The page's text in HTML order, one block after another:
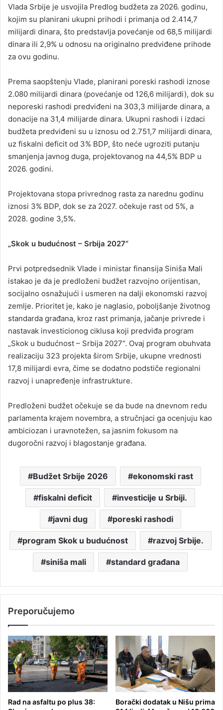
Vlada Srbije je usvojila Predlog budžeta za 2026. godinu,
kojim su planirani ukupni prihodi i primanja od 2.414,7
milijardi dinara, što predstavlja povećanje od 68,5 milijardi
dinara ili 2,9% u odnosu na originalno predviđene prihode
za ovu godinu.
Prema saopštenju Vlade, planirani poreski rashodi iznose
2.080 milijardi dinara (povećanje od 126,6 milijardi), dok su
neporeski rashodi predviđeni na 303,3 milijarde dinara, a
donacije na 31,4 milijarde dinara. Ukupni rashodi i izdaci
budžeta predviđeni su u iznosu od 2.751,7 milijardi dinara,
uz fiskalni deficit od 3% BDP, što neće ugroziti putanju
smanjenja javnog duga, projektovanog na 44,5% BDP u
2026. godini.
Projektovana stopa privrednog rasta za narednu godinu
iznosi 3% BDP, dok se za 2027. očekuje rast od 5%, a
2028. godine 3,5%.
„Skok u budućnost – Srbija 2027“
Prvi potpredsednik Vlade i ministar finansija Siniša Mali
istakao je da je predloženi budžet razvojno orijentisan,
socijalno osnažujući i usmeren na dalji ekonomski razvoj
zemlje. Prioritet je, kako je naglasio, poboljšanje životnog
standarda građana, kroz rast primanja, jačanje privrede i
nastavak investicionog ciklusa koji predviđa program
„Skok u budućnost – Srbija 2027“. Ovaj program obuhvata
realizaciju 323 projekta širom Srbije, ukupne vrednosti
17,8 milijardi evra, čime se dodatno podstiče regionalni
razvoj i unapređenje infrastrukture.
Predloženi budžet očekuje se da bude na dnevnom redu
parlamenta krajem novembra, a stručnjaci ga ocenjuju kao
ambiciozan i uravnotežen, sa jasnim fokusom na
dugoročni razvoj i blagostanje građana.
Budžet Srbije 2026 ekonomski rast
fiskalni deficit investicije u Srbiji.
javni dug poreski rashodi
program Skok u budućnost razvoj Srbije.
siniša mali standard građana
Preporučujemo
Rad na asfaltu po plus 38:
Borački dodatak u Nišu prima